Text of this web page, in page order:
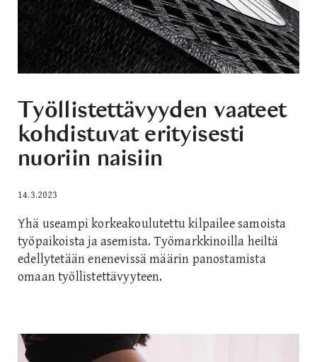
Työllistettävyyden vaateet
kohdistuvat erityisesti
nuoriin naisiin
14.3.2023
Yhä useampi korkeakoulutettu kilpailee samoista
työpaikoista ja asemista. Työmarkkinoilla heiltä
edellytetään enenevissä määrin panostamista
omaan työllistettävyyteen.